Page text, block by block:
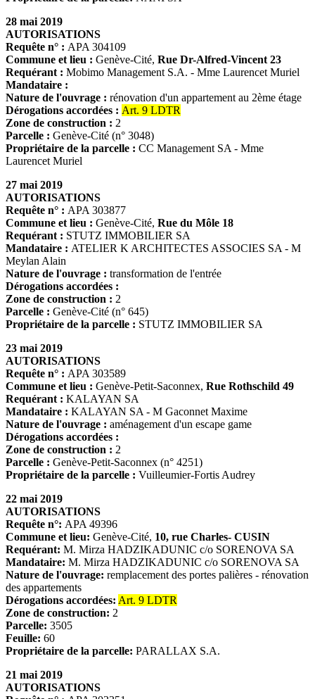
28 mai 2019
AUTORISATIONS
Requête n° : APA 304109
Commune et lieu : Genève-Cité, Rue Dr-Alfred-Vincent 23
Requérant : Mobimo Management S.A. - Mme Laurencet Muriel
Mandataire :
Nature de l'ouvrage : rénovation d'un appartement au 2ème étage
Dérogations accordées : Art. 9 LDTR
Zone de construction : 2
Parcelle : Genève-Cité (n° 3048)
Propriétaire de la parcelle : CC Management SA - Mme
Laurencet Muriel
27 mai 2019
AUTORISATIONS
Requête n° : APA 303877
Commune et lieu : Genève-Cité, Rue du Môle 18
Requérant : STUTZ IMMOBILIER SA
Mandataire : ATELIER K ARCHITECTES ASSOCIES SA - M
Meylan Alain
Nature de l'ouvrage : transformation de l'entrée
Dérogations accordées :
Zone de construction : 2
Parcelle : Genève-Cité (n° 645)
Propriétaire de la parcelle : STUTZ IMMOBILIER SA
23 mai 2019
AUTORISATIONS
Requête n° : APA 303589
Commune et lieu : Genève-Petit-Saconnex, Rue Rothschild 49
Requérant : KALAYAN SA
Mandataire : KALAYAN SA - M Gaconnet Maxime
Nature de l'ouvrage : aménagement d'un escape game
Dérogations accordées :
Zone de construction : 2
Parcelle : Genève-Petit-Saconnex (n° 4251)
Propriétaire de la parcelle : Vuilleumier-Fortis Audrey
22 mai 2019
AUTORISATIONS
Requête n°: APA 49396
Commune et lieu: Genève-Cité, 10, rue Charles- CUSIN
Requérant: M. Mirza HADZIKADUNIC c/o SORENOVA SA
Mandataire: M. Mirza HADZIKADUNIC c/o SORENOVA SA
Nature de l'ouvrage: remplacement des portes palières - rénovation
des appartements
Dérogations accordées: Art. 9 LDTR
Zone de construction: 2
Parcelle: 3505
Feuille: 60
Propriétaire de la parcelle: PARALLAX S.A.
21 mai 2019
AUTORISATIONS